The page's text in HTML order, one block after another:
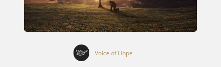
Voice of Hope